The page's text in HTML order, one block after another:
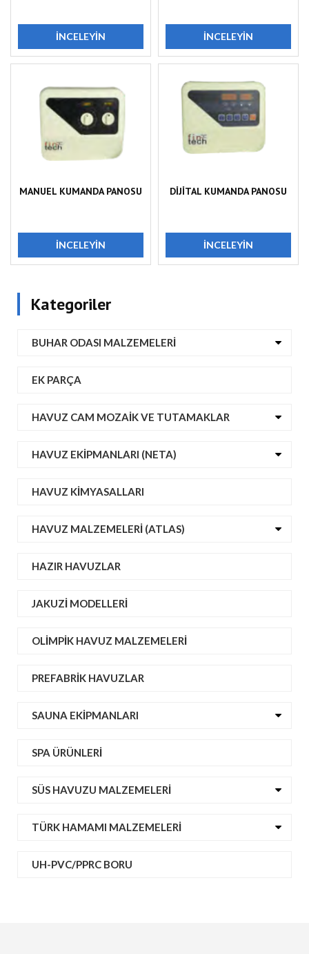
Kategoriler
BUHAR ODASI MALZEMELERI
EK PARÇA
HAVUZ CAM MOZAIK VE TUTAMAKLAR
HAVUZ EKIPMANLARI (NETA)
HAVUZ KIMYASALLARI
HAVUZ MALZEMELERI (ATLAS)
HAZIR HAVUZLAR
JAKUZI MODELLERI
OLIMPIK HAVUZ MALZEMELERI
PREFABRIK HAVUZLAR
SAUNA EKIPMANLARI
SPA ÜRÜNLERI
SÜS HAVUZU MALZEMELERI
TÜRK HAMAMI MALZEMELERI
UH-PVC/PPRC BORU
İNCELEYIN İNCELEYIN
MANUEL KUMANDA PANOSU
İNCELEYIN
DİJİTAL KUMANDA PANOSU
İNCELEYIN